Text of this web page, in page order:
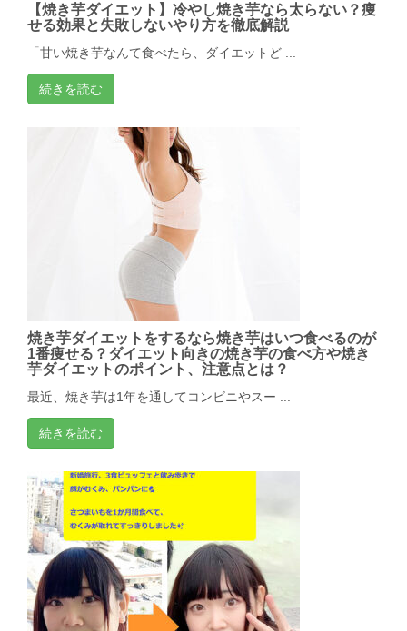
【焼き芋ダイエット】冷やし焼き芋なら太らない？痩
せる効果と失敗しないやり方を徹底解説
「甘い焼き芋なんて食べたら、ダイエットど ...
続きを読む
焼き芋ダイエットをするなら焼き芋はいつ食べるのが
1番痩せる？ダイエット向きの焼き芋の食べ方や焼き
芋ダイエットのポイント、注意点とは？
最近、焼き芋は1年を通してコンビニやスー ...
続きを読む